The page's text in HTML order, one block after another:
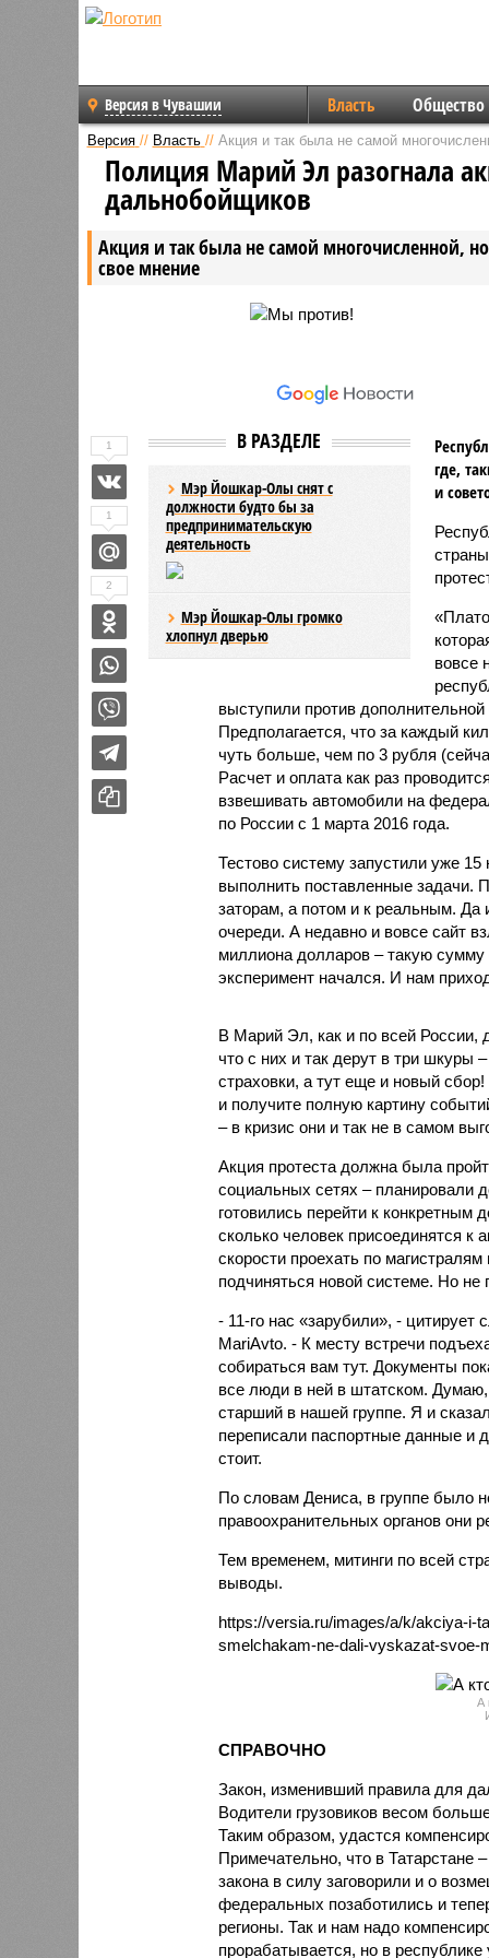
Версия в Чувашии Власть Общество
Версия // Власть // Акция и так была не самой
Акция и так была не самой многочисленной,
свое мнение
Полиция Марий Эл разогнала
дальнобойщиков
В РАЗДЕЛЕ
Мэр Йошкар-Олы снят с
должности будто бы за
предпринимательскую
деятельность
Мэр Йошкар-Олы громко
хлопнул дверью
где,
и
вовсе
выступили против
Предполагается, что за каждый
чуть больше, чем по 3 рубля
Расчет и оплата как раз
взвешивать автомобили на
по России с 1 марта 2016 года.
Тестово систему запустили уже 15
выполнить поставленные задачи.
заторам, а потом и к реальным. Да
очереди. А недавно и вовсе сайт
миллиона долларов – такую сумму
эксперимент начался. И нам
В Марий Эл, как и по всей России,
что с них и так дерут в три шкуры
страховки, а тут еще и новый
и получите полную картину
– в кризис они и так не в самом
Акция протеста должна была
социальных сетях – планировали
готовились перейти к конкретным
сколько человек присоединятся к
скорости проехать по
подчиняться новой системе. Но не
- 11-го нас «зарубили», - цитирует
MariAvto. - К месту встречи
собираться вам тут. Документы
все люди в ней в штатском.
старший в нашей группе. Я и
переписали паспортные данные и
стоит.
По словам Дениса, в группе было
правоохранительных органов они
Тем временем, митинги по всей
выводы.
https://versia.ru/images/a/k/akciya-i-
smelchakam-ne-dali-vyskazat-svoe-
А
СПРАВОЧНО
Закон, изменивший правила для
Водители грузовиков весом
Таким образом, удастся
Примечательно, что в Татарстане
закона в силу заговорили и о
федеральных позаботились и
регионы. Так и нам надо
прорабатывается, но в
1
1
2